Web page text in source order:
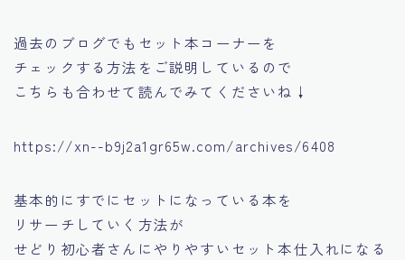
過去のブログでもセット本コーナーを
チェックする方法をご説明しているので
こちらも合わせて読んでみてくださいね↓
https://xn--b9j2a1gr65w.com/archives/6408
基本的にすでにセットになっている本を
リサーチしていく方法が
せどり初心者さんにやりやすいセット本仕入れになる